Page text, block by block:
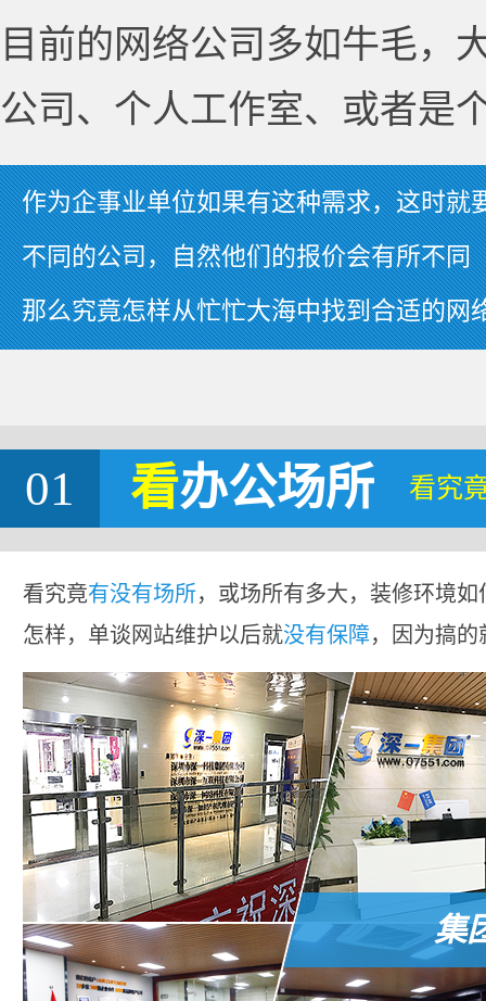
目前的网络公司多如牛毛，
公司、个人工作室、或者是
作为企事业单位如果有这种需求，这时就
不同的公司，自然他们的报价会有所不同
那么究竟怎样从忙忙大海中找到合适的网
01 看办公场所 看究
看究竟有没有场所，或场所有多大，装修环境
怎样，单谈网站维护以后就没有保障，因为搞
集